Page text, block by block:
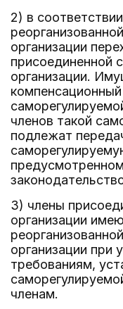
2) в
организации
присоединенной
организации.
членов такой
подлежат
3) члены
организации
организации при
требованиям,
членам.